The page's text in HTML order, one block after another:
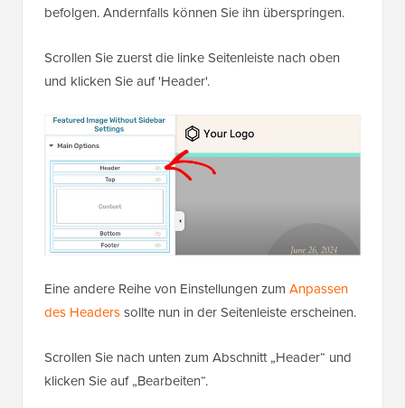
befolgen. Andernfalls können Sie ihn überspringen.
Scrollen Sie zuerst die linke Seitenleiste nach oben
und klicken Sie auf 'Header'.
Eine andere Reihe von Einstellungen zum Anpassen
des Headerssollte nun in der Seitenleiste erscheinen.
Scrollen Sie nach unten zum Abschnitt „Header“ und
klicken Sie auf „Bearbeiten“.